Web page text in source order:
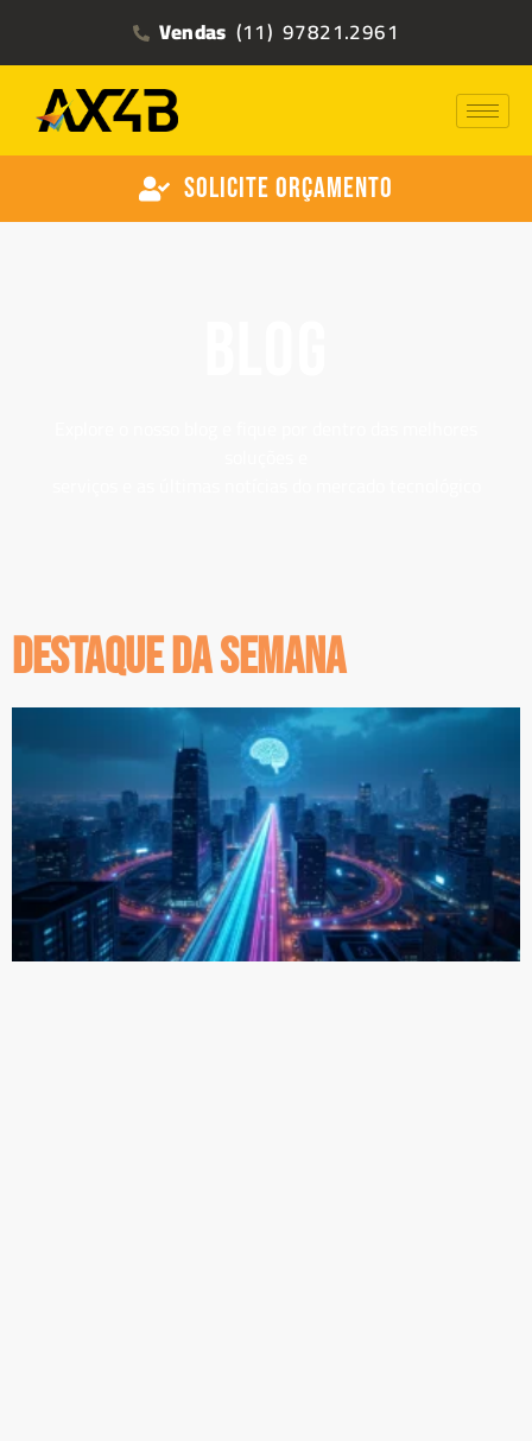
Vendas (11) 97821.2961
Solicite Orçamento
destaque da semana